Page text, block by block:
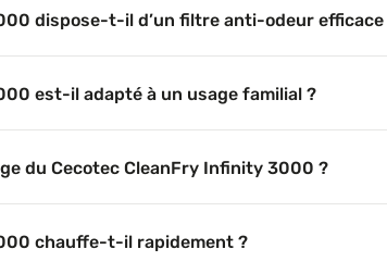
dispose-t-il d’un filtre anti-odeur efficace
est-il adapté à un usage familial ?
du Cecotec CleanFry Infinity 3000 ?
chauffe-t-il rapidement ?